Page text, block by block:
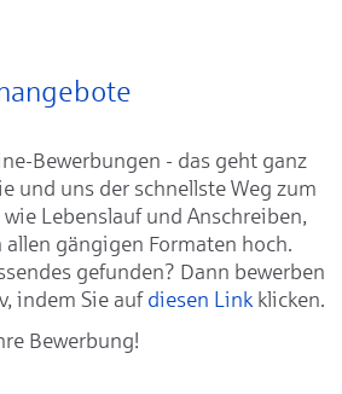
Bewerbungen - das geht ganz
und uns der schnellste Weg zum
Lebenslauf und Anschreiben,
gängigen Formaten hoch.
gefunden? Dann bewerben
indem Sie auf diesen Linkklicken.
Bewerbung!